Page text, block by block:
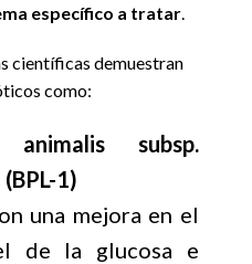
específico a tratar
científicas demuestran
como:
animalis subsp.
1)
una mejora en el
de la glucosa e